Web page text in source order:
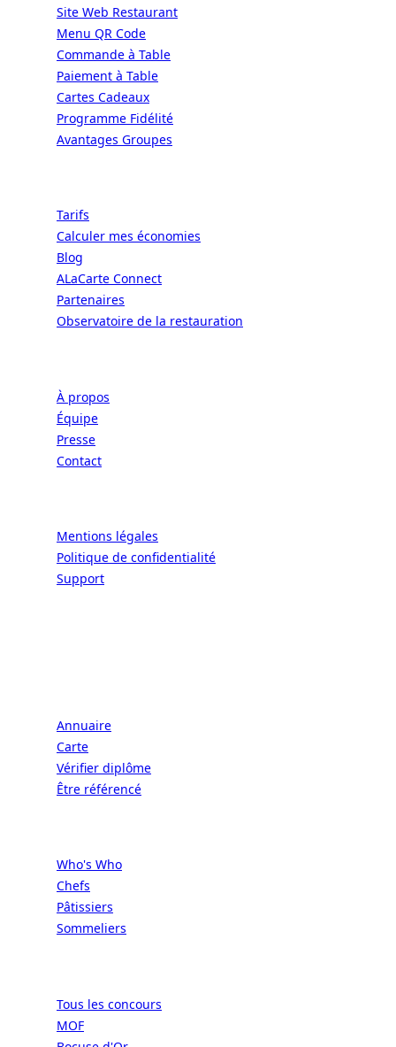
Site Web Restaurant
Menu QR Code
Commande à Table
Paiement à Table
Cartes Cadeaux
Programme Fidélité
Avantages Groupes
Tarifs
Calculer mes économies
Blog
ALaCarte Connect
Partenaires
Observatoire de la restauration
À propos
Équipe
Presse
Contact
Mentions légales
Politique de confidentialité
Support
Annuaire
Carte
Vérifier diplôme
Être référencé
Who's Who
Chefs
Pâtissiers
Sommeliers
Tous les concours
MOF